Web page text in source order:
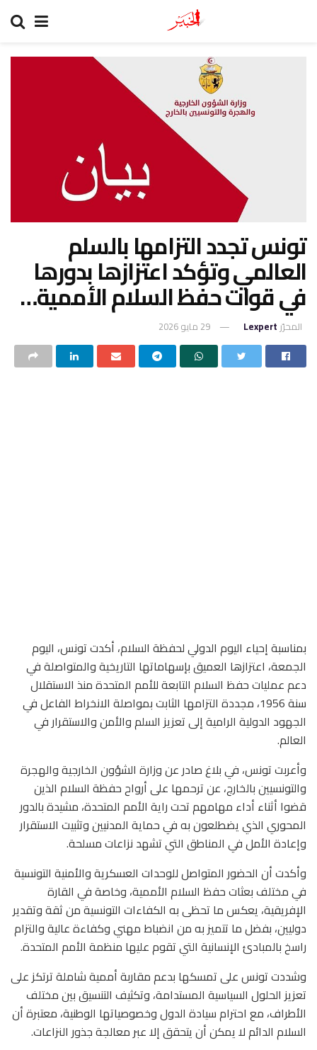
تونس تجدد التزامها بالسلم
العالمي وتؤكد اعتزازها بدورها
في قوات حفظ السلام الأممية…
المحرّر Lexpert 29 مايو 2026
بمناسبة إحياء اليوم الدولي لحفظة السلام، أكدت تونس، اليوم
الجمعة، اعتزازها العميق بإسهاماتها التاريخية والمتواصلة في
دعم عمليات حفظ السلام التابعة للأمم المتحدة منذ الاستقلال
سنة 1956، مجددة التزامها الثابت بمواصلة الانخراط الفاعل في
الجهود الدولية الرامية إلى تعزيز السلم والأمن والاستقرار في
العالم.
وأعربت تونس، في بلاغ صادر عن وزارة الشؤون الخارجية والهجرة
والتونسيين بالخارج، عن ترحمها على أرواح حفظة السلام الذين
قضوا أثناء أداء مهامهم تحت راية الأمم المتحدة، مشيدة بالدور
المحوري الذي يضطلعون به في حماية المدنيين وتثبيت الاستقرار
وإعادة الأمل في المناطق التي تشهد نزاعات مسلحة.
وأكدت أن الحضور المتواصل للوحدات العسكرية والأمنية التونسية
في مختلف بعثات حفظ السلام الأممية، وخاصة في القارة
الإفريقية، يعكس ما تحظى به الكفاءات التونسية من ثقة وتقدير
دوليين، بفضل ما تتميز به من انضباط مهني وكفاءة عالية والتزام
راسخ بالمبادئ الإنسانية التي تقوم عليها منظمة الأمم المتحدة.
وشددت تونس على تمسكها بدعم مقاربة أممية شاملة ترتكز على
تعزيز الحلول السياسية المستدامة، وتكثيف التنسيق بين مختلف
الأطراف، مع احترام سيادة الدول وخصوصياتها الوطنية، معتبرة أن
السلام الدائم لا يمكن أن يتحقق إلا عبر معالجة جذور النزاعات.